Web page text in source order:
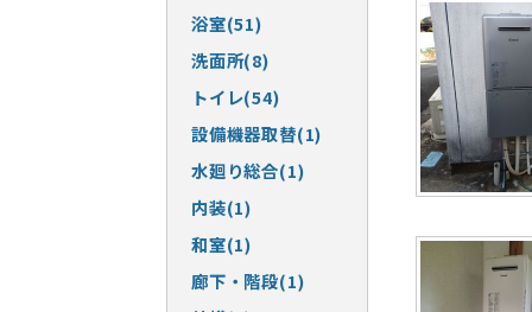
浴室(51)
洗面所(8)
トイレ(54)
設備機器取替(1)
水廻り総合(1)
内装(1)
和室(1)
廊下・階段(1)